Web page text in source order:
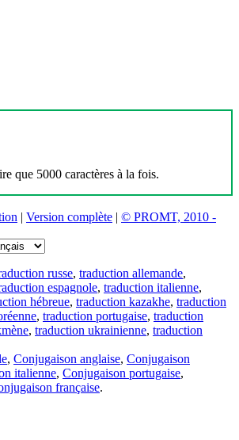
que 5000 caractères à la fois.
| Version complète | © PROMT, 2010 -
russe, traduction allemande,
espagnole, traduction italienne,
hébreue, traduction kazakhe, traduction
, traduction portugaise, traduction
, traduction ukrainienne, traduction
, Conjugaison anglaise, Conjugaison
italienne, Conjugaison portugaise,
française.